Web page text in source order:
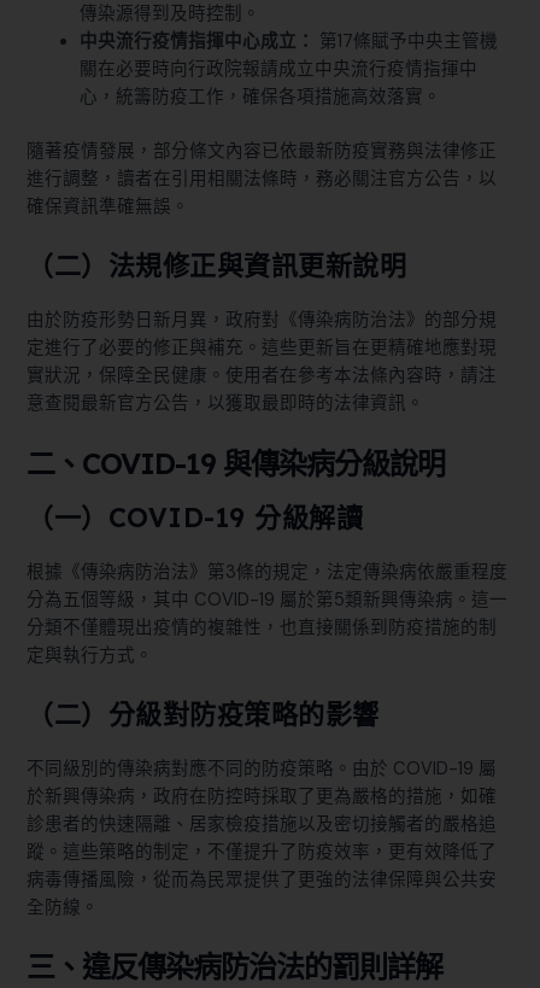
傳染源得到及時控制。
中央流行疫情指揮中心成立： 第17條賦予中央主管機
關在必要時向行政院報請成立中央流行疫情指揮中
心，統籌防疫工作，確保各項措施高效落實。
隨著疫情發展，部分條文內容已依最新防疫實務與法律修正
進行調整，讀者在引用相關法條時，務必關注官方公告，以
確保資訊準確無誤。
（二）法規修正與資訊更新說明
由於防疫形勢日新月異，政府對《傳染病防治法》的部分規
定進行了必要的修正與補充。這些更新旨在更精確地應對現
實狀況，保障全民健康。使用者在參考本法條內容時，請注
意查閱最新官方公告，以獲取最即時的法律資訊。
二、COVID-19 與傳染病分級說明
（一）COVID-19 分級解讀
根據《傳染病防治法》第3條的規定，法定傳染病依嚴重程度
分為五個等級，其中 COVID-19 屬於第5類新興傳染病。這一
分類不僅體現出疫情的複雜性，也直接關係到防疫措施的制
定與執行方式。
（二）分級對防疫策略的影響
不同級別的傳染病對應不同的防疫策略。由於 COVID-19 屬
於新興傳染病，政府在防控時採取了更為嚴格的措施，如確
診患者的快速隔離、居家檢疫措施以及密切接觸者的嚴格追
蹤。這些策略的制定，不僅提升了防疫效率，更有效降低了
病毒傳播風險，從而為民眾提供了更強的法律保障與公共安
全防線。
三、違反傳染病防治法的罰則詳解